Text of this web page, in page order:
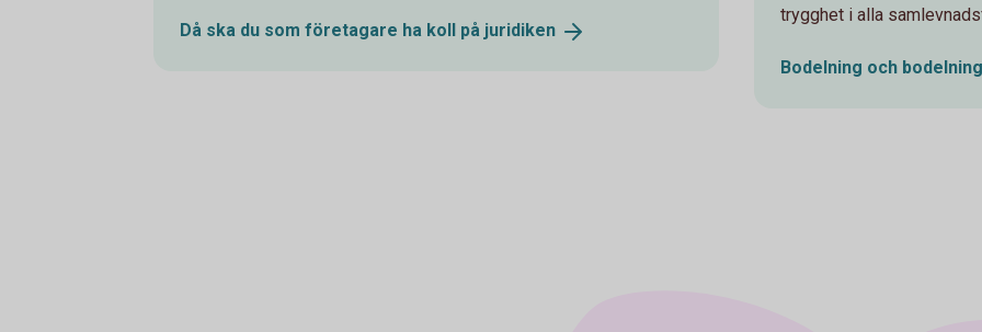
Då ska du som företagare ha koll på juridiken
trygghet i alla
Bodelning och